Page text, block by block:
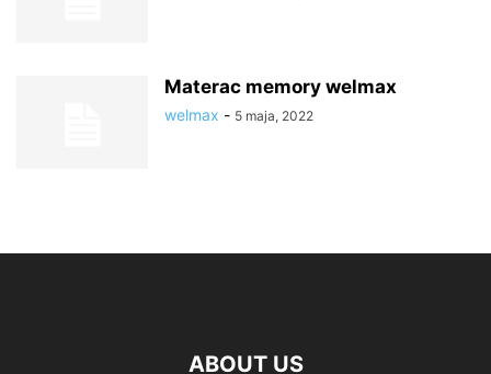
Materac memory welmax
welmax - 5 maja, 2022
ABOUT US